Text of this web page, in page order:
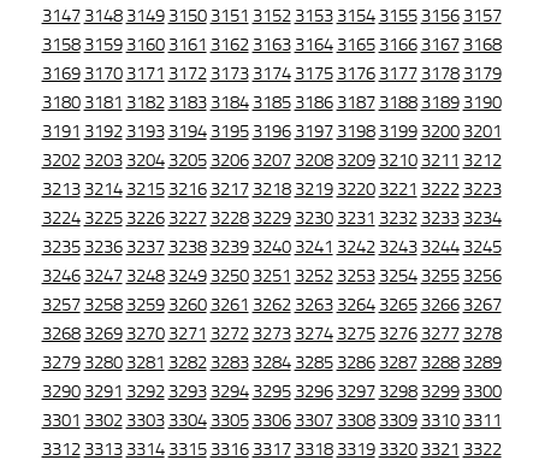
3147 3148 3149 3150 3151 3152 3153 3154 3155 3156 3157
3158 3159 3160 3161 3162 3163 3164 3165 3166 3167 3168
3169 3170 3171 3172 3173 3174 3175 3176 3177 3178 3179
3180 3181 3182 3183 3184 3185 3186 3187 3188 3189 3190
3191 3192 3193 3194 3195 3196 3197 3198 3199 3200 3201
3202 3203 3204 3205 3206 3207 3208 3209 3210 3211 3212
3213 3214 3215 3216 3217 3218 3219 3220 3221 3222 3223
3224 3225 3226 3227 3228 3229 3230 3231 3232 3233 3234
3235 3236 3237 3238 3239 3240 3241 3242 3243 3244 3245
3246 3247 3248 3249 3250 3251 3252 3253 3254 3255 3256
3257 3258 3259 3260 3261 3262 3263 3264 3265 3266 3267
3268 3269 3270 3271 3272 3273 3274 3275 3276 3277 3278
3279 3280 3281 3282 3283 3284 3285 3286 3287 3288 3289
3290 3291 3292 3293 3294 3295 3296 3297 3298 3299 3300
3301 3302 3303 3304 3305 3306 3307 3308 3309 3310 3311
3312 3313 3314 3315 3316 3317 3318 3319 3320 3321 3322